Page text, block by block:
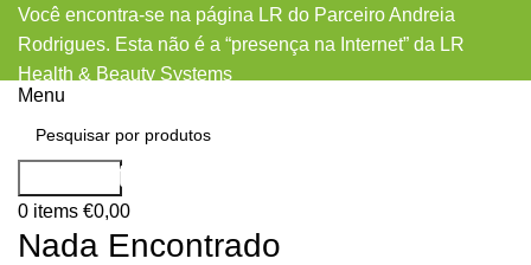
Você encontra-se na página LR do Parceiro Andreia
Rodrigues. Esta não é a “presença na Internet” da LR
Health & Beauty Systems
Menu
0 items €0,00
Daf dating apps
Nada Encontrado